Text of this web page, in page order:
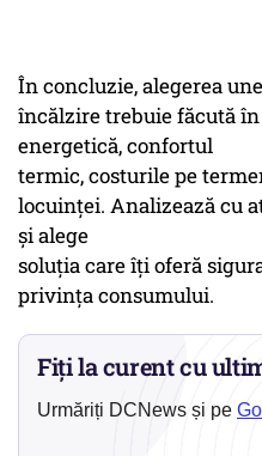
În concluzie, alegerea
încălzire trebuie făcută
energetică, confortul
termic, costurile pe
locuinței. Analizează cu
și alege
soluția care îți oferă
privința consumului.
Fiți la curent cu
Urmăriți DCNews și pe